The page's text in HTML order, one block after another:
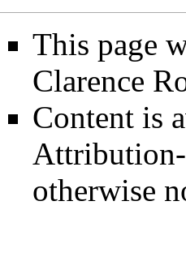
This page
Clarence
Content is
otherwise